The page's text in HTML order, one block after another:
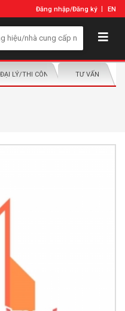
Đăng nhập/Đăng ký EN
PHÂN PHỐI
ĐẠI LÝ/THI CÔNG LẮP ĐẶTTƯ VẤN